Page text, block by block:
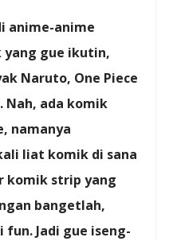
anime-anime
yang gue ikutin,
Naruto, One Piece
ada komik
namanya
liat komik di sana
komik strip yang
bangetlah,
fun. Jadi gue iseng-